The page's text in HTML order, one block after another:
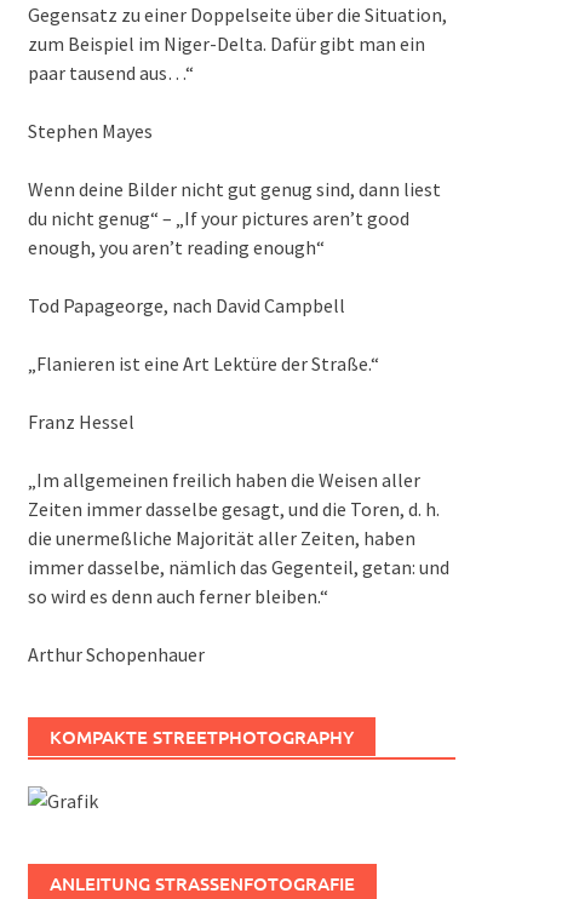
Gegensatz zu einer Doppelseite über die Situation,
zum Beispiel im Niger-Delta. Dafür gibt man ein
paar tausend aus…“
Stephen Mayes
Wenn deine Bilder nicht gut genug sind, dann liest
du nicht genug“ – „If your pictures aren’t good
enough, you aren’t reading enough“
Tod Papageorge, nach David Campbell
„Flanieren ist eine Art Lektüre der Straße.“
Franz Hessel
„Im allgemeinen freilich haben die Weisen aller
Zeiten immer dasselbe gesagt, und die Toren, d. h.
die unermeßliche Majorität aller Zeiten, haben
immer dasselbe, nämlich das Gegenteil, getan: und
so wird es denn auch ferner bleiben.“
Arthur Schopenhauer
KOMPAKTE STREETPHOTOGRAPHY
ANLEITUNG STRASSENFOTOGRAFIE